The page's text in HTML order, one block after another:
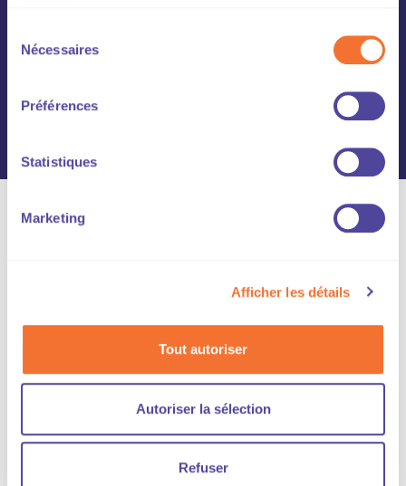
Nécessaires
Préférences
Statistiques
Marketing
Afficher les détails
Tout autoriser
Autoriser la sélection
Refuser
d'appréhender les conséquences pratiques de ces
adhérents afin de présenter l'essentiel des textes
législatifs et règlementaires ainsi que l'actualité
jurisprudentielle et l'état des négociations dans les
branches où est présente la CGF, susceptibles de
concerner les entreprises.